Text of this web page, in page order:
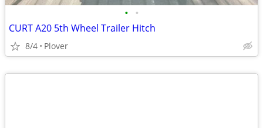
• •
CURT A20 5th Wheel Trailer Hitch
8/4 Plover